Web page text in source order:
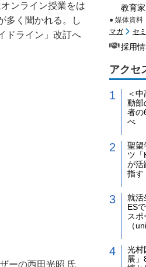
ンライン授業をは
多く聞かれる。し
ドライン」改訂へ
ーの西田光昭 氏
教育
● 媒体資料
マガ
セ
採用
アクセ
＜
動部
者の
べ
聖望
ツ「
が活
指す
就
ES
ス
（
光村
展